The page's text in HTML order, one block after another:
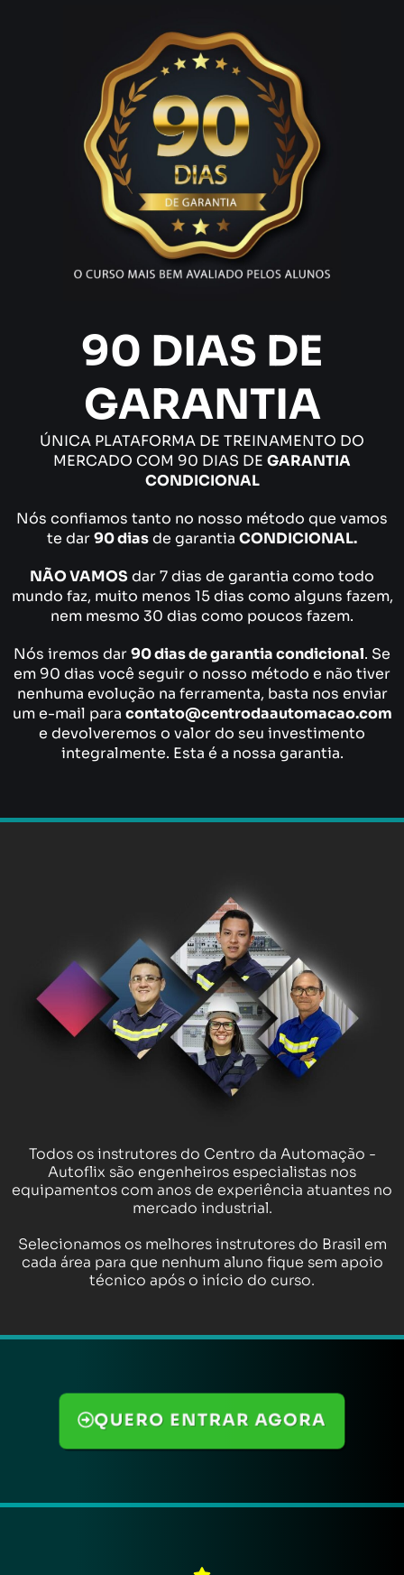
90 DIAS DE
GARANTIA
ÚNICA PLATAFORMA DE TREINAMENTO DO
MERCADO COM 90 DIAS DE GARANTIA
CONDICIONAL
Nós confiamos tanto no nosso método que vamos
te dar90 diasde garantia CONDICIONAL.
NÃO VAMOSdar 7 dias de garantia como todo
mundo faz, muito menos 15 dias como alguns fazem,
nem mesmo 30 dias como poucos fazem.
Nós iremos dar90 dias de garantia condicional. Se
em 90 dias você seguir o nosso método e não tiver
nenhuma evolução na ferramenta, basta nos enviar
um e-mail para contato@centrodaautomacao.com
e devolveremos o valor do seu investimento
integralmente. Esta é a nossa garantia.
Todos os instrutores do Centro da Automação -
Autoflix são engenheiros especialistas nos
equipamentos com anos de experiência atuantes no
mercado industrial.
Selecionamos os melhores instrutores do Brasil em
cada área para que nenhum aluno fique sem apoio
técnico após o início do curso.
QUERO ENTRAR AGORA